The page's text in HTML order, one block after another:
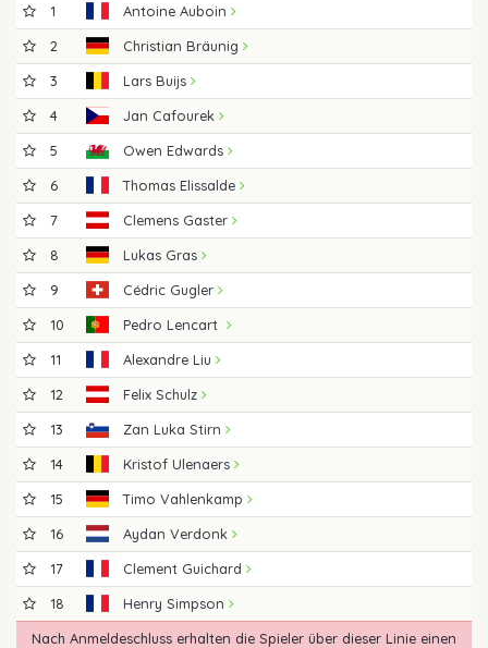
1
Antoine Auboin
2
Christian Bräunig
3
Lars Buijs
4
Jan Cafourek
5
Owen Edwards
6
Thomas Elissalde
7
Clemens Gaster
8
Lukas Gras
9
Cédric Gugler
10
Pedro Lencart
11
Alexandre Liu
12
Felix Schulz
13
Zan Luka Stirn
14
Kristof Ulenaers
15
Timo Vahlenkamp
16
Aydan Verdonk
17
Clement Guichard
18
Henry Simpson
Nach Anmeldeschluss erhalten die Spieler über dieser Linie einen